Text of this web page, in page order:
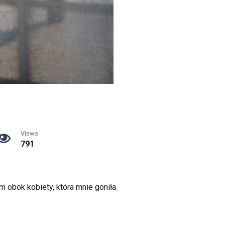
Views
791
obok kobiety, która mnie goniła.